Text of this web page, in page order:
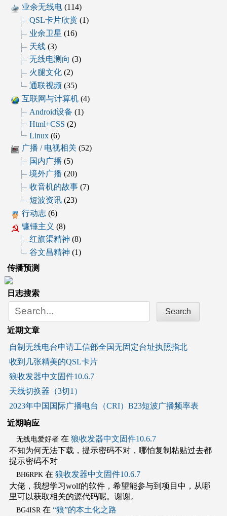
业余无线电(114)
QSL卡片欣赏 (1)
业余卫星 (16)
天线(3)
无线电测向 (3)
火腿文化(2)
通联视频 (35)
互联网与计算机(4)
Android设备 (1)
Html+CSS (2)
Linux(6)
广播 / 电视相关 (52)
国内广播 (5)
境外广播 (20)
收音机的故事(7)
短波资讯(23)
行动志(6)
镰锤主义 (8)
红旗渠精神 (8)
谷文昌精神 (1)
传播预测
日志搜索
Search
近期文章
自制无线电台申请工信部全国无固定台址执照指北
收到几张精美的QSL卡片
狼收发器中文固件10.6.7
天线切换器（3切1）
2023年中国国际广播电台（CRI）B23短波广播频率表
近期响应
无线电爱好者在 狼收发器中文固件10.6.7
不知为何无法下载，提示密码不对，哪怕复制粘贴过去都
提示密码不对
BH6RPK 在 狼收发器中文固件10.6.7
大佬，我想学习wolf的软件，希望能参与到项目中，从哪
里可以获取相关的源代码呢。谢谢。
BG4ISR 在 “狼”的本土化之路